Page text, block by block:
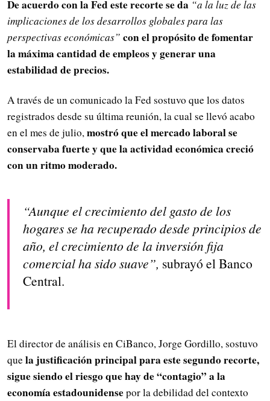
De acuerdo con la Fed este recorte se da “a la luz de las
implicaciones de los desarrollos globales para las
perspectivas económicas” con el propósito de fomentar
la máxima cantidad de empleos y generar una
estabilidad de precios.
A través de un comunicado la Fed sostuvo que los datos
registrados desde su última reunión, la cual se llevó acabo
en el mes de julio,mostró que el mercado laboral se
conservaba fuerte y que la actividad económica creció
con un ritmo moderado.
“Aunque el crecimiento del gasto de los
hogares se ha recuperado desde principios de
año, el crecimiento de la inversión fija
comercial ha sido suave”, subrayó el Banco
Central.
El director de análisis en CiBanco, Jorge Gordillo, sostuvo
quela justificación principal para este segundo recorte,
sigue siendo el riesgo que hay de “contagio” a la
economía estadounidensepor la debilidad del contexto